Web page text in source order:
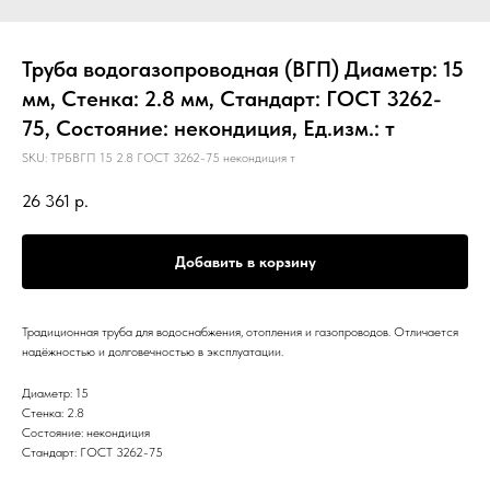
Труба водогазопроводная (ВГП) Диаметр: 15
мм, Стенка: 2.8 мм, Стандарт: ГОСТ 3262-
75, Состояние: некондиция, Ед.изм.: т
SKU: ТРБВГП 15 2.8 ГОСТ 3262-75 некондиция т
26 361 р.
Добавить в корзину
Традиционная труба для водоснабжения, отопления и газопроводов. Отличается
надёжностью и долговечностью в эксплуатации.
Диаметр: 15
Стенка: 2.8
Состояние: некондиция
Стандарт: ГОСТ 3262-75